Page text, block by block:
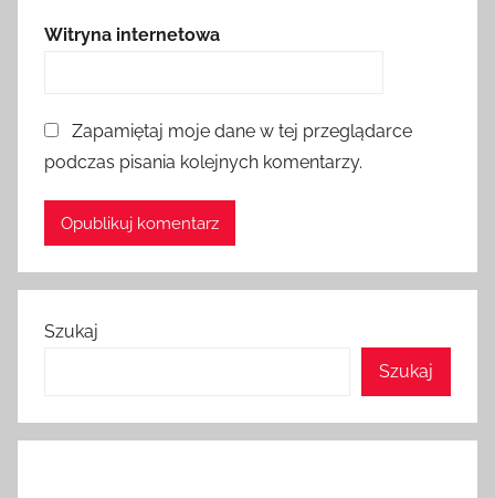
Witryna internetowa
Zapamiętaj moje dane w tej przeglądarce
podczas pisania kolejnych komentarzy.
Szukaj
Szukaj